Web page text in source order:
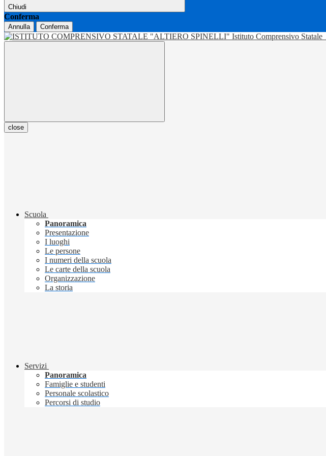
Chiudi
Conferma
Annulla Conferma
Istituto Comprensivo Statale
close
Scuola
Panoramica
Presentazione
I luoghi
Le persone
I numeri della scuola
Le carte della scuola
Organizzazione
La storia
Servizi
Panoramica
Famiglie e studenti
Personale scolastico
Percorsi di studio